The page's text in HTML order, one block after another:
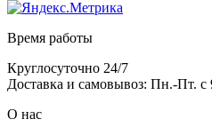
Время работы
Круглосуточно 24/7
Доставка и самовывоз: Пн.-Пт. с
О нас